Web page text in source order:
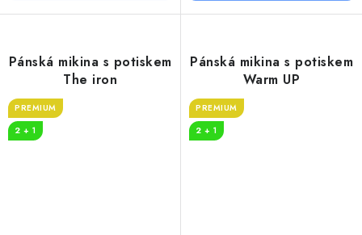
Pánská mikina s potiskem
The iron
PREMIUM
2 + 1
Pánská mikina s potiskem
Warm UP
PREMIUM
2 + 1